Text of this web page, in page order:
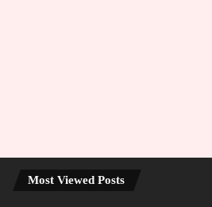
Most Viewed Posts